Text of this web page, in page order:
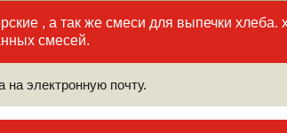
, а так же смеси для выпечки
смесей.
электронную почту.